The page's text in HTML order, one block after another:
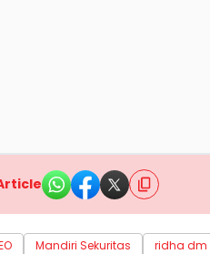
Mandiri Sekuritas ridha dm